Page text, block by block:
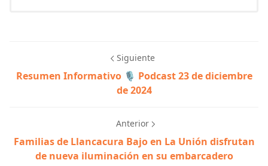
Siguiente
Resumen Informativo 🎙️ Podcast 23 de diciembre
de 2024
Anterior
Familias de Llancacura Bajo en La Unión disfrutan
de nueva iluminación en su embarcadero